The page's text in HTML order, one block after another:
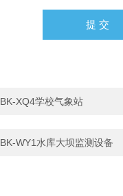
BK-XQ4学校气象站
BK-WY1水库大坝监测设备